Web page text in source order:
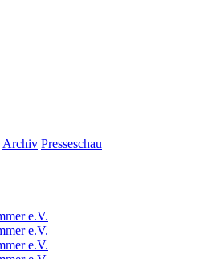
Archiv Presseschau